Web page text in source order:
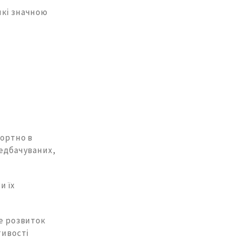
значною
в
їх
розвиток